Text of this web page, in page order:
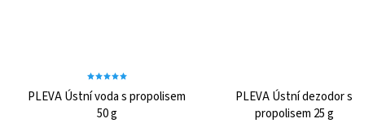
PLEVA Ústní voda s propolisem
50 g
PLEVA Ústní dezodor s
propolisem 25 g